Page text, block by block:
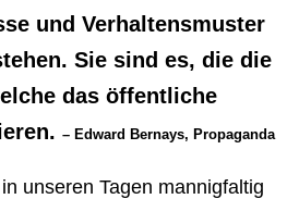
und Verhaltensmuster
Sie sind es, die die
das öffentliche
– Edward Bernays, Propaganda
unseren Tagen mannigfaltig